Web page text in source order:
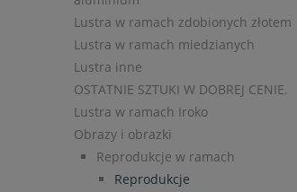
Lustra w ramach zdobionych złotem
Lustra w ramach miedzianych
Lustra inne
OSTATNIE SZTUKI W DOBREJ CENIE.
Lustra w ramach Iroko
Obrazy i obrazki
Reprodukcje w ramach
Reprodukcje